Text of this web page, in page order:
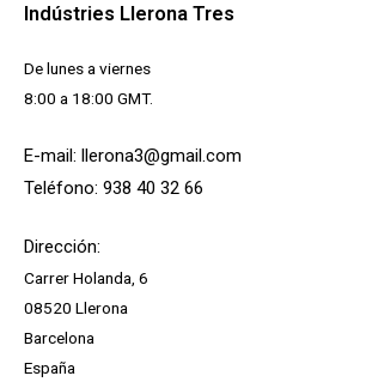
Indústries Llerona Tres
De lunes a viernes
8:00 a 18:00 GMT.
E-mail: llerona3@gmail.com
Teléfono: 938 40 32 66
Dirección:
Carrer Holanda, 6
08520 Llerona
Barcelona
España